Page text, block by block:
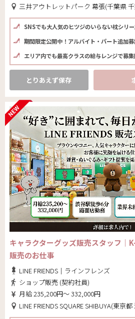
三井アウトレットパーク 幕張(千葉県
SNSでも大人気のヒツジのいらない枕シリー
期間限定公開中！アルバイト・パート追加募
エリア内でも最高クラスの給与レンジで募集
とりあえず保存
キャラクターグッズ販売スタッフ｜
販売のお仕事
LINE FRIENDS｜ラインフレンズ
ショップ販売 (契約社員)
月給 235,200円～ 332,000円
LINE FRIENDS SQUARE SHIBUYA(東京